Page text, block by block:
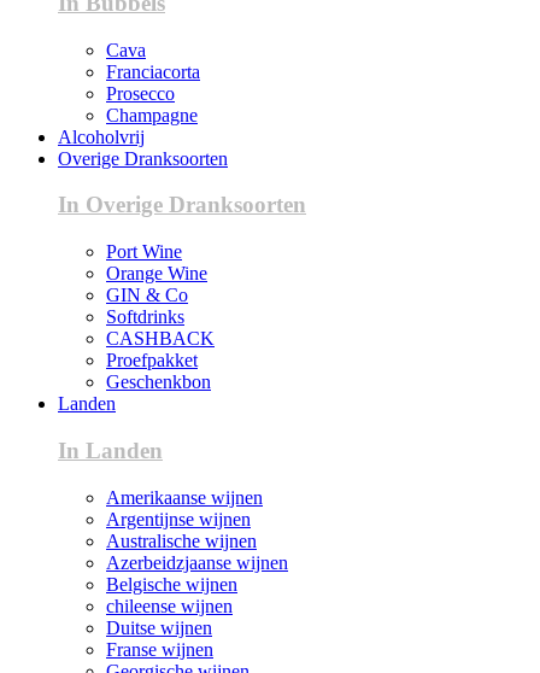
Cava
Franciacorta
Prosecco
Champagne
Alcoholvrij
Overige Dranksoorten
In Overige Dranksoorten
Port Wine
Orange Wine
GIN & Co
Softdrinks
CASHBACK
Proefpakket
Geschenkbon
Landen
In Landen
Amerikaanse wijnen
Argentijnse wijnen
Australische wijnen
Azerbeidzjaanse wijnen
Belgische wijnen
chileense wijnen
Duitse wijnen
Franse wijnen